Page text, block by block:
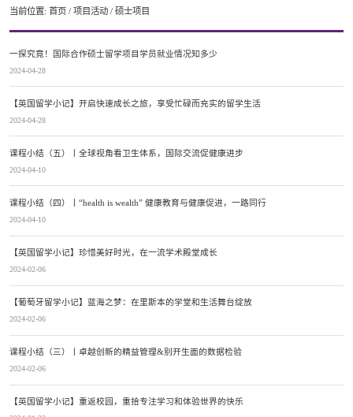
当前位置: 首页/ 项目活动/ 硕士项目
一探究竟！国际合作硕士留学项目学员就业情况知多少
2024-04-28
【英国留学小记】开启快速成长之旅，享受忙碌而充实的留学生活
2024-04-28
课程小结（五）丨全球视角看卫生体系，国际交流促健康进步
2024-04-10
课程小结（四）丨“health is wealth” 健康教育与健康促进，一路同行
2024-04-10
【英国留学小记】珍惜美好时光，在一流学术殿堂成长
2024-02-06
【葡萄牙留学小记】蓝海之梦：在里斯本的学堂和生活舞台绽放
2024-02-06
课程小结（三）丨卓越创新的精益管理&别开生面的数据检验
2024-02-06
【英国留学小记】重返校园，重拾专注学习和体验世界的快乐